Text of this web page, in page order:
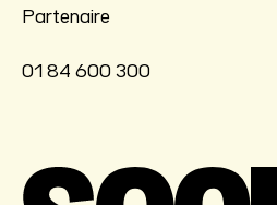
Partenaire
01 84 600 300